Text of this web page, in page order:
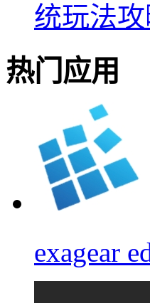
统玩法
热门应用
exagear